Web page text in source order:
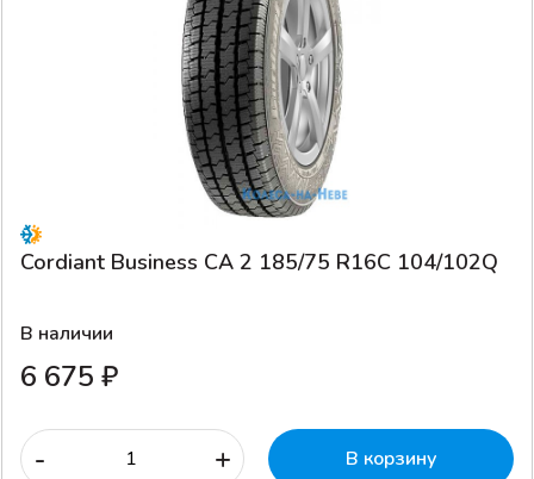
Cordiant Business CA 2 185/75 R16C 104/102Q
В наличии
6 675 ₽
- + В корзину